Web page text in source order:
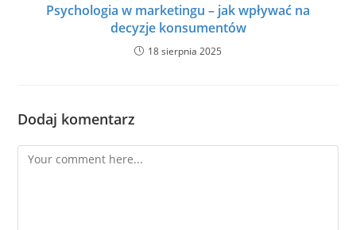
Psychologia w marketingu – jak wpływać na
decyzje konsumentów
18 sierpnia 2025
Dodaj komentarz
Comment